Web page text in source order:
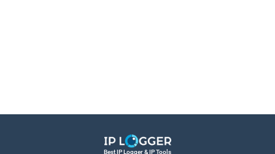
Best IP Logger & IP Tools